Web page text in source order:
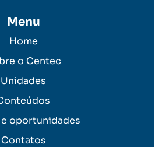
Menu
Home
o Centec
Unidades
oportunidades
Contatos